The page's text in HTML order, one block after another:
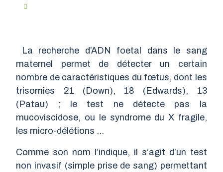
La recherche d’ADN foetal dans le sang
maternel permet de détecter un certain
nombre de caractéristiques du fœtus, dont les
trisomies 21 (Down), 18 (Edwards), 13
(Patau) ; le test ne détecte pas la
mucoviscidose, ou le syndrome du X fragile,
les micro-délétions …
Comme son nom l’indique, il s’agit d’un test
non invasif (simple prise de sang) permettant